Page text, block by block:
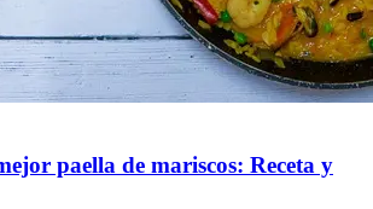
paella de mariscos: Receta y